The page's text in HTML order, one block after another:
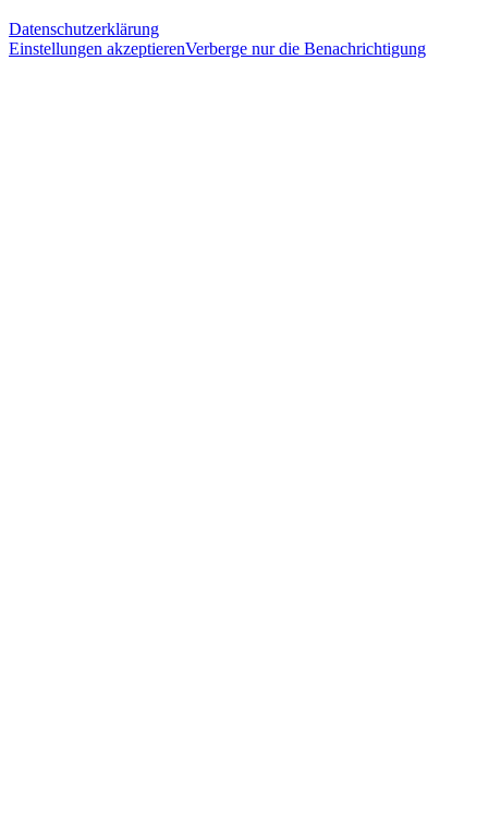
Datenschutzerklärung
Einstellungen akzeptierenVerberge nur die Benachrichtigung